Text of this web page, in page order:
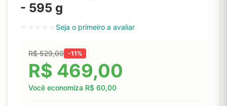
- 595 g
Seja o primeiro a avaliar
R$529,00 -11%
R$ 469,00
Você economiza R$ 60,00